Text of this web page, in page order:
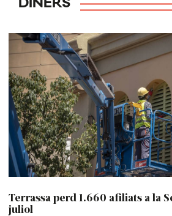
Terrassa perd 1.660 afiliats a la
juliol